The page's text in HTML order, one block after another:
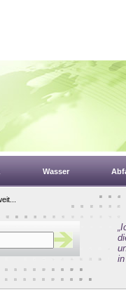
Wasser